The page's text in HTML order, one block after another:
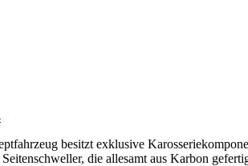
besitzt exklusive
die allesamt aus Karbon